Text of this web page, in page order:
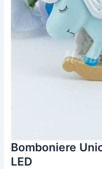
Bomboniere
LED